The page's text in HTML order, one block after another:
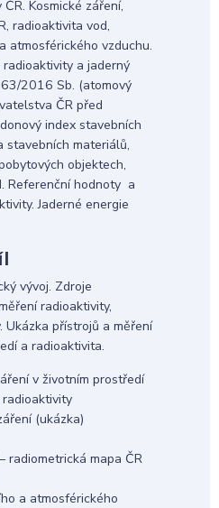
Kosmické záření,
radioaktivita vod,
atmosférického vzduchu.
a jaderný
2016 Sb. (atomový
ČR před
index stavebních
stavebních materiálů,
objektech,
Referenční hodnoty a
Jaderné energie
vývoj. Zdroje
radioaktivity,
Ukázka přístrojů a měření
a radioaktivita.
v životním prostředí
(ukázka)
radiometrická mapa ČR
a atmosférického